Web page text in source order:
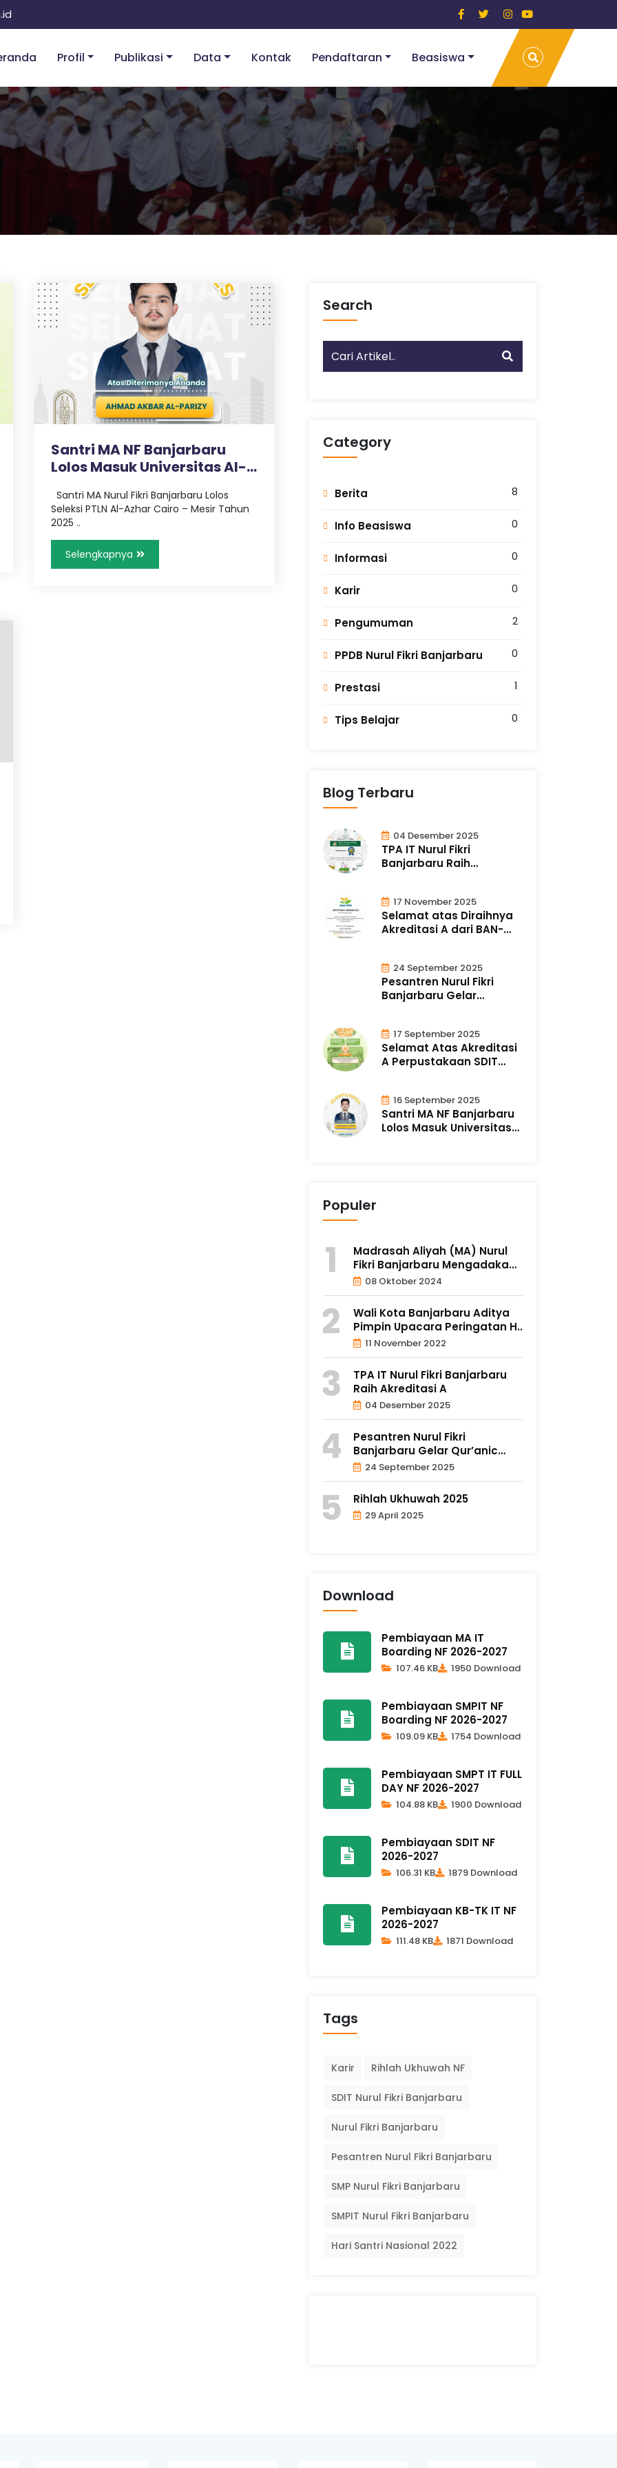
Profil Publikasi Data Kontak Pendaftaran Beasiswa
Santri MA NF Banjarbaru
Lolos Masuk Universitas Al-
Santri MA Nurul Fikri Banjarbaru Lolos
Seleksi PTLN Al-Azhar Cairo – Mesir Tahun
2025 ..
Selengkapnya
Search
Category
Berita 8
Info Beasiswa 0
Informasi 0
Karir 0
Pengumuman 2
PPDB Nurul Fikri Banjarbaru 0
Prestasi 1
Tips Belajar 0
Blog Terbaru
04 Desember 2025
TPA IT Nurul Fikri
Banjarbaru Raih
17 November 2025
Selamat atas Diraihnya
Akreditasi A dari BAN-
24 September 2025
Pesantren Nurul Fikri
Banjarbaru Gelar
17 September 2025
Selamat Atas Akreditasi
A Perpustakaan SDIT
16 September 2025
Santri MA NF Banjarbaru
Lolos Masuk Universitas
Populer
Madrasah Aliyah (MA) Nurul
Fikri Banjarbaru Mengadakan
.. 08 Oktober 2024
Wali Kota Banjarbaru Aditya
Pimpin Upacara Peringatan H..
11 November 2022
TPA IT Nurul Fikri Banjarbaru
Raih Akreditasi A
04 Desember 2025
Pesantren Nurul Fikri
Banjarbaru Gelar Qur’anic
Leade..
24 September 2025
Rihlah Ukhuwah 2025
29 April 2025
Download
Pembiayaan MA IT
Boarding NF 2026-2027
107.46 KB 1950 Download
Pembiayaan SMPIT NF
Boarding NF 2026-2027
109.09 KB 1754 Download
Pembiayaan SMPT IT FULL
DAY NF 2026-2027
104.88 KB 1900 Download
Pembiayaan SDIT NF
2026-2027
106.31 KB 1879 Download
Pembiayaan KB-TK IT NF
2026-2027
111.48 KB 1871 Download
Tags
Karir Rihlah Ukhuwah NF
SDIT Nurul Fikri Banjarbaru
Nurul Fikri Banjarbaru
Pesantren Nurul Fikri Banjarbaru
SMP Nurul Fikri Banjarbaru
SMPIT Nurul Fikri Banjarbaru
Hari Santri Nasional 2022